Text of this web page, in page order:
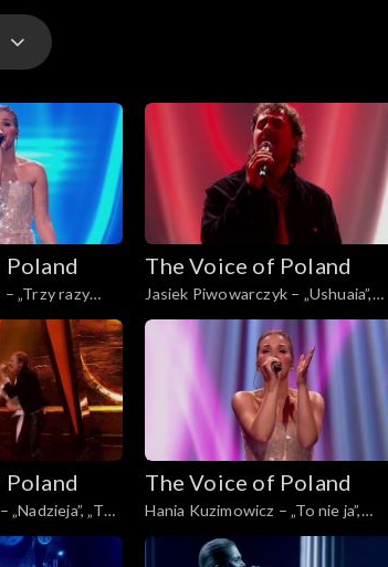
16. edycja – występy
15. edycja – występy
Poland
„Trzy razy
of Poland”,
The Voice of Poland
Jasiek Piwowarczyk – „Ushuaia”,
„The Voice of Poland”, Finał, 29
Poland
„The
29
The Voice of Poland
Hania Kuzimowicz – „To nie ja”,
„The Voice of Poland”, Finał, 29
listopada 2025